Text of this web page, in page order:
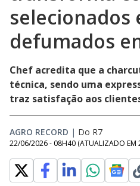
defumados
Chef acredita que a
técnica, sendo uma
traz satisfação aos
AGRO RECORD | Do R7
22/06/2026 - 08H40 (ATUALIZADO EM